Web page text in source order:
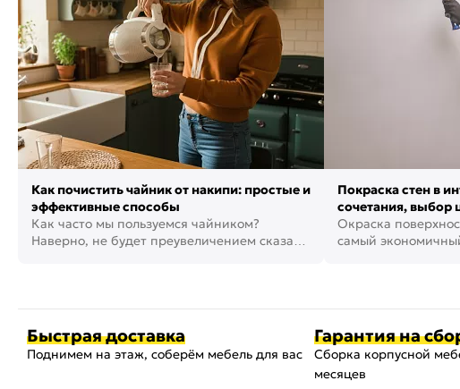
Как почистить чайник от накипи: простые и
эффективные способы
Как часто мы пользуемся чайником?
Наверно, не будет преувеличением сказать,
Покраска стен в
сочетания, выбор
фото
Окраска
самый
Быстрая доставка
Поднимем на этаж, соберём мебель для вас
Гарантия на
Сборка корпусной
месяцев